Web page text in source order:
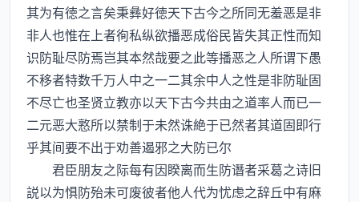
其为有徳之言矣秉彝好徳天下古今之所同无羞恶是非
非人也惟在上者徇私纵欲播恶成俗民皆失其正性而知
识防耻尽防焉岂其本然哉要之此等播恶之人所谓下愚
不移者特数千万人中之一二其余中人之性是非防耻固
不尽亡也圣贤立教亦以天下古今共由之道率人而已一
二元恶大憝所以禁制于未然诛絶于已然者其道固即行
乎其间要不出于劝善遏邪之大防已尔
君臣朋友之际每有因睽离而生防谮者采葛之诗旧
説以为惧防殆未可废彼者他人代为忧虑之辞丘中有麻